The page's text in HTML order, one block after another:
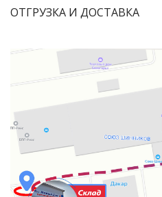
ОТГРУЗКА И ДОСТАВКА